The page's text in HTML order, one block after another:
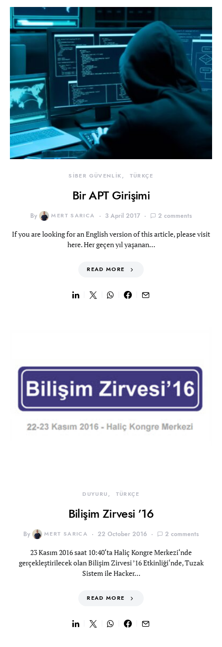
SİBER GÜVENLİK TÜRKÇE
Bir APT Girişimi
By MERT SARICA 3 April 2017 2 comments
If you are looking for an English version of this article, please visit
here. Her geçen yıl yaşanan…
READ MORE
DUYURU TÜRKÇE
Bilişim Zirvesi ’16
By MERT SARICA 22 October 2016 2 comments
23 Kasım 2016 saat 10:40‘ta Haliç Kongre Merkezi‘nde
gerçekleştirilecek olan Bilişim Zirvesi ’16 Etkinliği‘nde, Tuzak
Sistem ile Hacker…
READ MORE